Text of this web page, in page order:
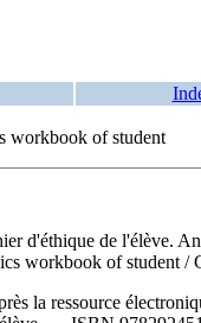
workbook of student
d'éthique de l'élève.
workbook of student /
la ressource